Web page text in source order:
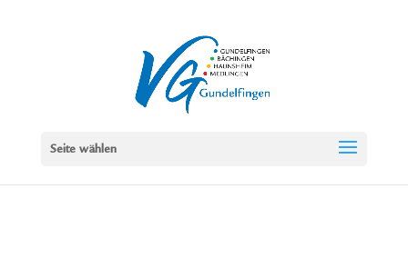
Seite wählen